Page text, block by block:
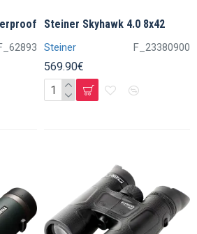
Steiner F_23380900
Steiner Skyhawk 4.0 8x42
569.90€